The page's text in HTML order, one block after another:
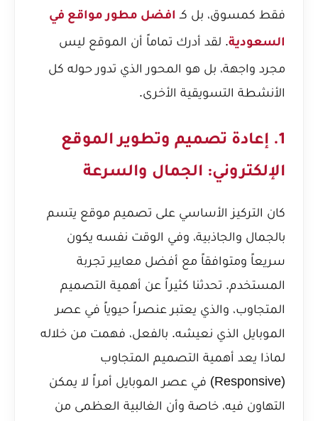
فقط كمسوق، بل كـ افضل مطور مواقع في
السعودية. لقد أدرك تماماً أن الموقع ليس
مجرد واجهة، بل هو المحور الذي تدور حوله كل
الأنشطة التسويقية الأخرى.
1. إعادة تصميم وتطوير الموقع
الإلكتروني: الجمال والسرعة
كان التركيز الأساسي على تصميم موقع يتسم
بالجمال والجاذبية، وفي الوقت نفسه يكون
سريعاً ومتوافقاً مع أفضل معايير تجربة
المستخدم. تحدثنا كثيراً عن أهمية التصميم
المتجاوب، والذي يعتبر عنصراً حيوياً في عصر
الموبايل الذي نعيشه. بالفعل، فهمت من خلاله
لماذا يعد أهمية التصميم المتجاوب
(Responsive) في عصر الموبايل
أمراً لا يمكن
التهاون فيه، خاصة وأن الغالبية العظمى من